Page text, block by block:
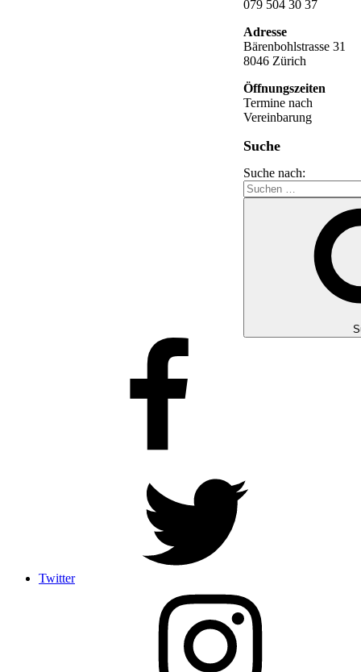
079 504 30 37
Adresse
Bärenbohlstrasse 31
8046 Zürich
Öffnungszeiten
Termine nach
Vereinbarung
Suche
Suche nach:
Twitter